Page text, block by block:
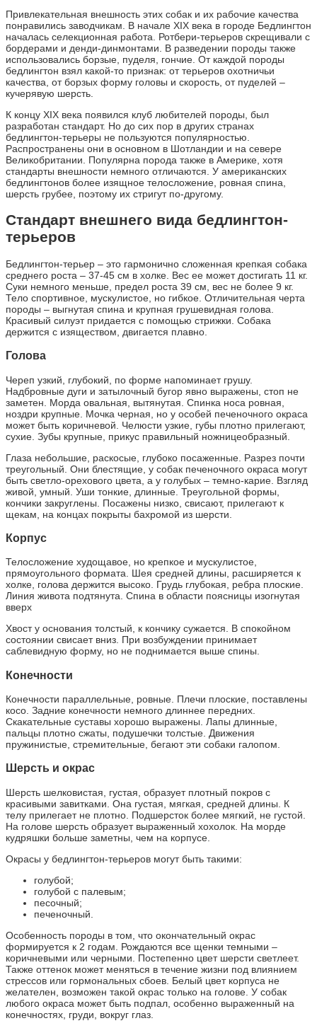
Привлекательная внешность этих собак и их рабочие качества
понравились заводчикам. В начале XIX века в городе Бедлингтон
началась селекционная работа. Ротбери-терьеров скрещивали с
бордерами и денди-динмонтами. В разведении породы также
использовались борзые, пуделя, гончие. От каждой породы
бедлингтон взял какой-то признак: от терьеров охотничьи
качества, от борзых форму головы и скорость, от пуделей –
кучерявую шерсть.
К концу XIX века появился клуб любителей породы, был
разработан стандарт. Но до сих пор в других странах
бедлингтон-терьеры не пользуются популярностью.
Распространены они в основном в Шотландии и на севере
Великобритании. Популярна порода также в Америке, хотя
стандарты внешности немного отличаются. У американских
бедлингтонов более изящное телосложение, ровная спина,
шерсть грубее, поэтому их стригут по-другому.
Стандарт внешнего вида бедлингтон-
терьеров
Бедлингтон-терьер – это гармонично сложенная крепкая собака
среднего роста – 37-45 см в холке. Вес ее может достигать 11 кг.
Суки немного меньше, предел роста 39 см, вес не более 9 кг.
Тело спортивное, мускулистое, но гибкое. Отличительная черта
породы – выгнутая спина и крупная грушевидная голова.
Красивый силуэт придается с помощью стрижки. Собака
держится с изяществом, двигается плавно.
Голова
Череп узкий, глубокий, по форме напоминает грушу.
Надбровные дуги и затылочный бугор явно выражены, стоп не
заметен. Морда овальная, вытянутая. Спинка носа ровная,
ноздри крупные. Мочка черная, но у особей печеночного окраса
может быть коричневой. Челюсти узкие, губы плотно прилегают,
сухие. Зубы крупные, прикус правильный ножницеобразный.
Глаза небольшие, раскосые, глубоко посаженные. Разрез почти
треугольный. Они блестящие, у собак печеночного окраса могут
быть светло-орехового цвета, а у голубых – темно-карие. Взгляд
живой, умный. Уши тонкие, длинные. Треугольной формы,
кончики закруглены. Посажены низко, свисают, прилегают к
щекам, на концах покрыты бахромой из шерсти.
Корпус
Телосложение худощавое, но крепкое и мускулистое,
прямоугольного формата. Шея средней длины, расширяется к
холке, голова держится высоко. Грудь глубокая, ребра плоские.
Линия живота подтянута. Спина в области поясницы изогнутая
вверх
Хвост у основания толстый, к кончику сужается. В спокойном
состоянии свисает вниз. При возбуждении принимает
саблевидную форму, но не поднимается выше спины.
Конечности
Конечности параллельные, ровные. Плечи плоские, поставлены
косо. Задние конечности немного длиннее передних.
Скакательные суставы хорошо выражены. Лапы длинные,
пальцы плотно сжаты, подушечки толстые. Движения
пружинистые, стремительные, бегают эти собаки галопом.
Шерсть и окрас
Шерсть шелковистая, густая, образует плотный покров с
красивыми завитками. Она густая, мягкая, средней длины. К
телу прилегает не плотно. Подшерсток более мягкий, не густой.
На голове шерсть образует выраженный хохолок. На морде
кудряшки больше заметны, чем на корпусе.
Окрасы у бедлингтон-терьеров могут быть такими:
голубой;
голубой с палевым;
песочный;
печеночный.
Особенность породы в том, что окончательный окрас
формируется к 2 годам. Рождаются все щенки темными –
коричневыми или черными. Постепенно цвет шерсти светлеет.
Также оттенок может меняться в течение жизни под влиянием
стрессов или гормональных сбоев. Белый цвет корпуса не
желателен, возможен такой окрас только на голове. У собак
любого окраса может быть подпал, особенно выраженный на
конечностях, груди, вокруг глаз.